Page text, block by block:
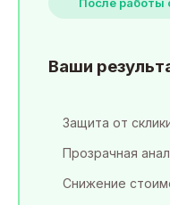
Ваши
Защита от
Прозрачная
Снижение